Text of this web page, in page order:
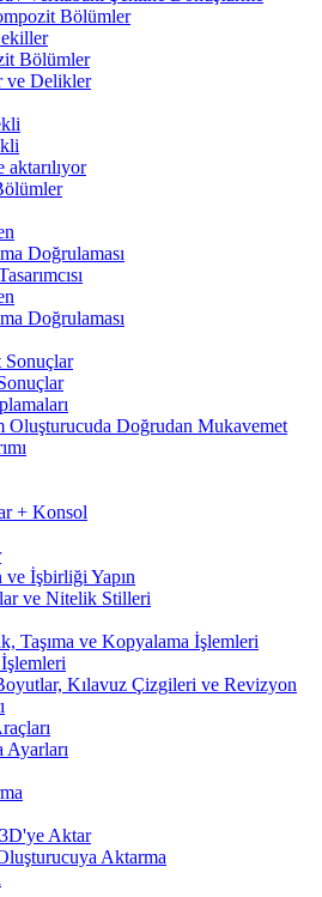
Bölümler
Bölümler
ve Delikler
Doğrulaması
Doğrulaması
Sonuçlar
Oluşturucuda Doğrudan Mukavemet
+ Konsol
ve İşbirliği Yapın
ve Nitelik Stilleri
Taşıma ve Kopyalama İşlemleri
Kılavuz Çizgileri ve Revizyon
Ayarları
Aktar
Aktarma